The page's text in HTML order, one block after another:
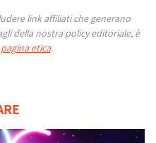
link affiliati che generano
della nostra policy editoriale, è
pagina etica.